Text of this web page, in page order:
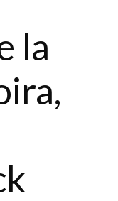
la